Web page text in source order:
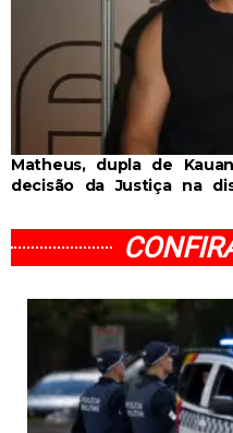
Matheus, dupla de
decisão da Justiça na